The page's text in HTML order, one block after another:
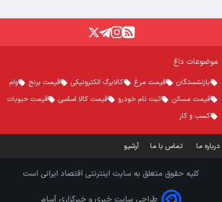
موضوعات داغ
بازنشستگان قیمت مرغ کالابرگ الکترونیکی قیمت برنج
وام
قیمت مسکن
ثبت نام خودرو قیمت کالا اساسی
قیمت حبوبات
کسب و کار
درباره ما تماس با ما آرشیو
کلیه حقوق متعلق به سایت اینترنتی اقتصاد ایرانی است
طراحی سایت خبری و خبرگزاری آسام